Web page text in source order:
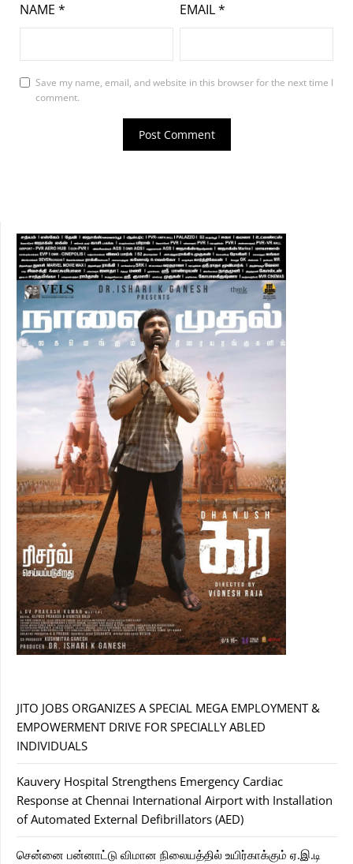
NAME * EMAIL*
Save my name, email, and website in this browser for the next time I
comment.
JITO JOBS ORGANIZES A SPECIAL MEGA EMPLOYMENT &
EMPOWERMENT DRIVE FOR SPECIALLY ABLED
INDIVIDUALS
Kauvery Hospital Strengthens Emergency Cardiac
Response at Chennai International Airport with Installation
of Automated External Defibrillators (AED)
சென்னை பன்னாட்டு விமான நிலையத்தில் உயிர்காக்கும் ஏ.இ.டி